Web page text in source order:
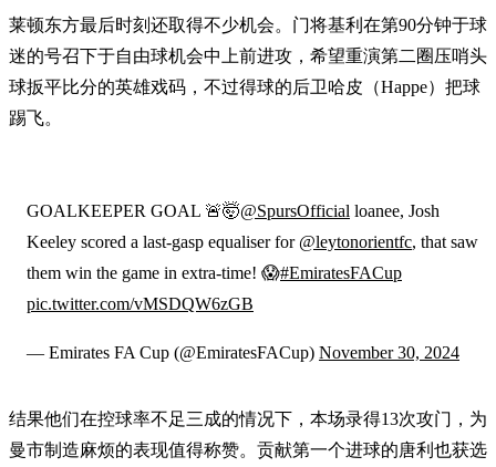
莱顿东方最后时刻还取得不少机会。门将基利在第90分钟于球
迷的号召下于自由球机会中上前进攻，希望重演第二圈压哨头
球扳平比分的英雄戏码，不过得球的后卫哈皮（Happe）把球
踢飞。
GOALKEEPER GOAL 🚨🤯@SpursOfficial loanee, Josh
Keeley scored a last-gasp equaliser for @leytonorientfc, that saw
them win the game in extra-time! 😱#EmiratesFACup
pic.twitter.com/vMSDQW6zGB
— Emirates FA Cup (@EmiratesFACup) November 30, 2024
结果他们在控球率不足三成的情况下，本场录得13次攻门，为
曼市制造麻烦的表现值得称赞。贡献第一个进球的唐利也获选